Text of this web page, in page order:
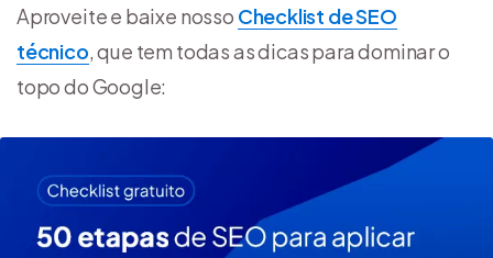
Aproveite e baixe nosso Checklist de SEO
técnico, que tem todas as dicas para dominar o
topo do Google: